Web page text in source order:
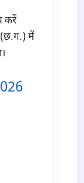
करें
(छ.ग.) में